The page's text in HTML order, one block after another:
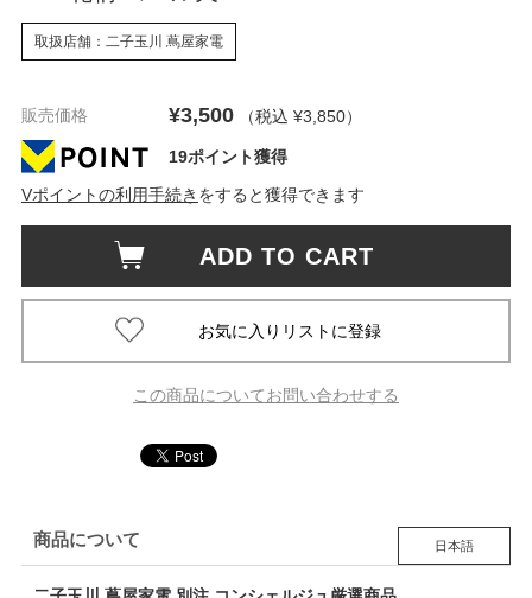
取扱店舗：二子玉川 蔦屋家電
販売価格 ¥3,500 （税込 ¥3,850）
19ポイント獲得
Vポイントの利用手続き をすると獲得できます
ADD TO CART
この商品についてお問い合わせする
商品について 日本語